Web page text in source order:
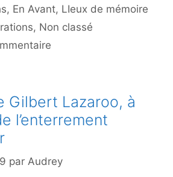
, En Avant, LIeux de mémoire
, Non classé
Gilbert Lazaroo, à
l’enterrement
par Audrey